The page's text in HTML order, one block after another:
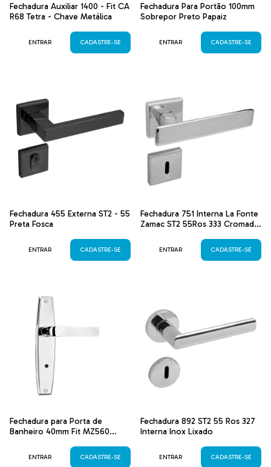
Fechadura Auxiliar 1400 - Fit CA
R68 Tetra - Chave Metálica
ENTRAR CADASTRE-SE
Fechadura Para Portão 100mm
Sobrepor Preto Papaiz
ENTRAR CADASTRE-SE
Fechadura 455 Externa ST2 - 55
Preta Fosca
ENTRAR CADASTRE-SE
Fechadura 751 Interna La Fonte
Zamac ST2 55Ros 333 Cromado
ENTRAR CADASTRE-SE
Fechadura para Porta de
Banheiro 40mm Fit MZ560
ENTRAR CADASTRE-SE
Fechadura 892 ST2 55 Ros 327
Interna Inox Lixado
ENTRAR CADASTRE-SE